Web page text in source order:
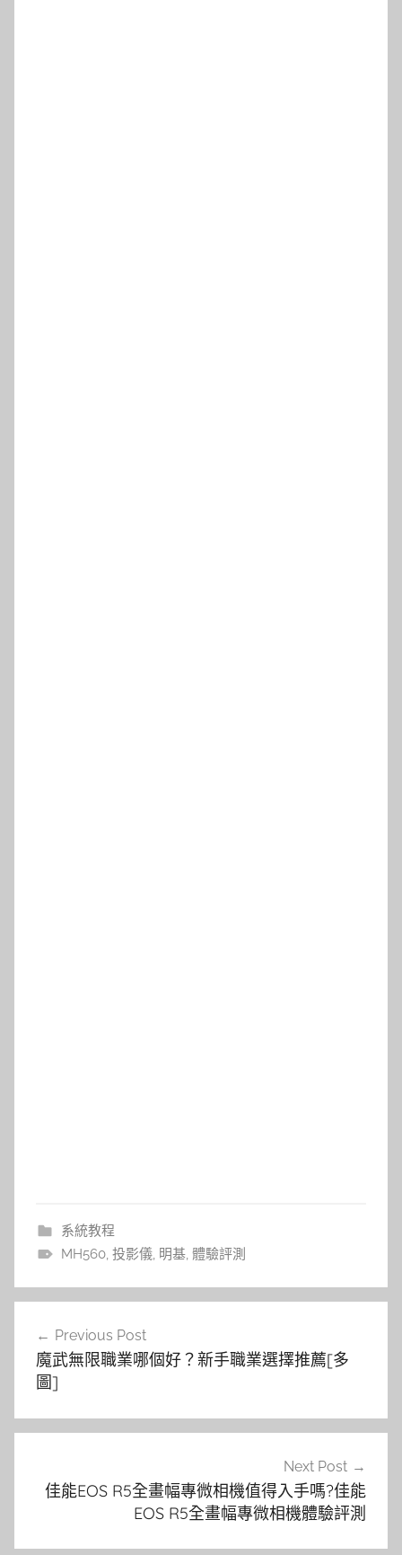
系統教程
MH560, 投影儀, 明基, 體驗評測
覽
Previous Post
魔武無限職業哪個好？新手職業選擇推薦[多
圖]
Next Post
佳能EOS R5全畫幅專微相機值得入手嗎?佳能
EOS R5全畫幅專微相機體驗評測